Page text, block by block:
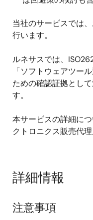
当社のサービスでは
行います。
ルネサスでは、
「ソフトウェアツー
ための確認証拠とし
す。
本サービスの詳細に
クトロニクス販売代
詳細情報
注意事項